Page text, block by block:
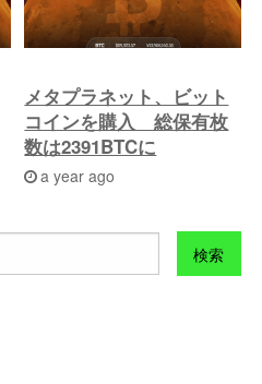
メタプラネット、ビット
コインを購入 総保有枚
数は2391BTCに
a year ago